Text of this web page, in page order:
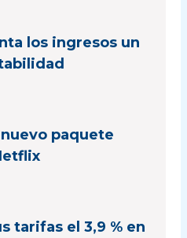
los ingresos un
paquete
tarifas el 3,9 % en